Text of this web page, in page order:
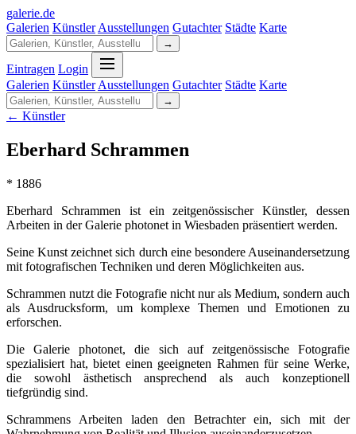
galerie.de
Galerien Künstler Ausstellungen Gutachter Städte Karte
→
Eintragen Login
Galerien Künstler Ausstellungen Gutachter Städte Karte
→
← Künstler
Eberhard Schrammen
* 1886
Eberhard Schrammen ist ein zeitgenössischer Künstler, dessen
Arbeiten in der Galerie photonet in Wiesbaden präsentiert werden.
Seine Kunst zeichnet sich durch eine besondere Auseinandersetzung
mit fotografischen Techniken und deren Möglichkeiten aus.
Schrammen nutzt die Fotografie nicht nur als Medium, sondern auch
als Ausdrucksform, um komplexe Themen und Emotionen zu
erforschen.
Die Galerie photonet, die sich auf zeitgenössische Fotografie
spezialisiert hat, bietet einen geeigneten Rahmen für seine Werke,
die sowohl ästhetisch ansprechend als auch konzeptionell
tiefgründig sind.
Schrammens Arbeiten laden den Betrachter ein, sich mit der